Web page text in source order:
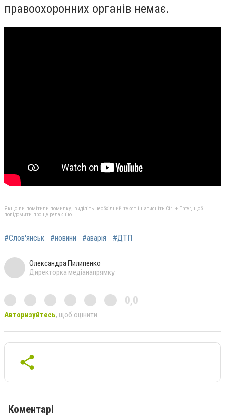
правоохоронних органів немає.
Якщо ви помітили помилку, виділіть необхідний текст і натисніть Ctrl + Enter, щоб
повідомити про це редакцію
#Слов'янськ #новини #аварія #ДТП
Олександра Пилипенко
Директорка медіанапрямку
0,0
Авторизуйтесь, щоб оцінити
Коментарі